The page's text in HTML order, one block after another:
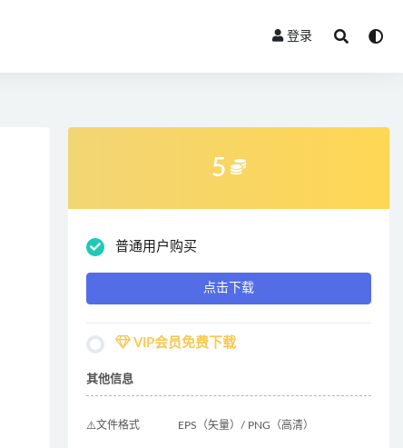
登录
5
普通用户购买
点击下载
VIP会员免费下载
其他信息
⚠️文件格式 EPS（矢量）/ PNG（高清）